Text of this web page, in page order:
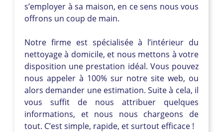
s’employer à sa maison, en ce sens nous vous
offrons un coup de main.
Notre firme est spécialisée à l’intérieur du
nettoyage à domicile, et nous mettons à votre
disposition une prestation idéal. Vous pouvez
nous appeler à 100% sur notre site web, ou
alors demander une estimation. Suite à cela, il
vous suffit de nous attribuer quelques
informations, et nous nous chargeons de
tout. C’est simple, rapide, et surtout efficace !